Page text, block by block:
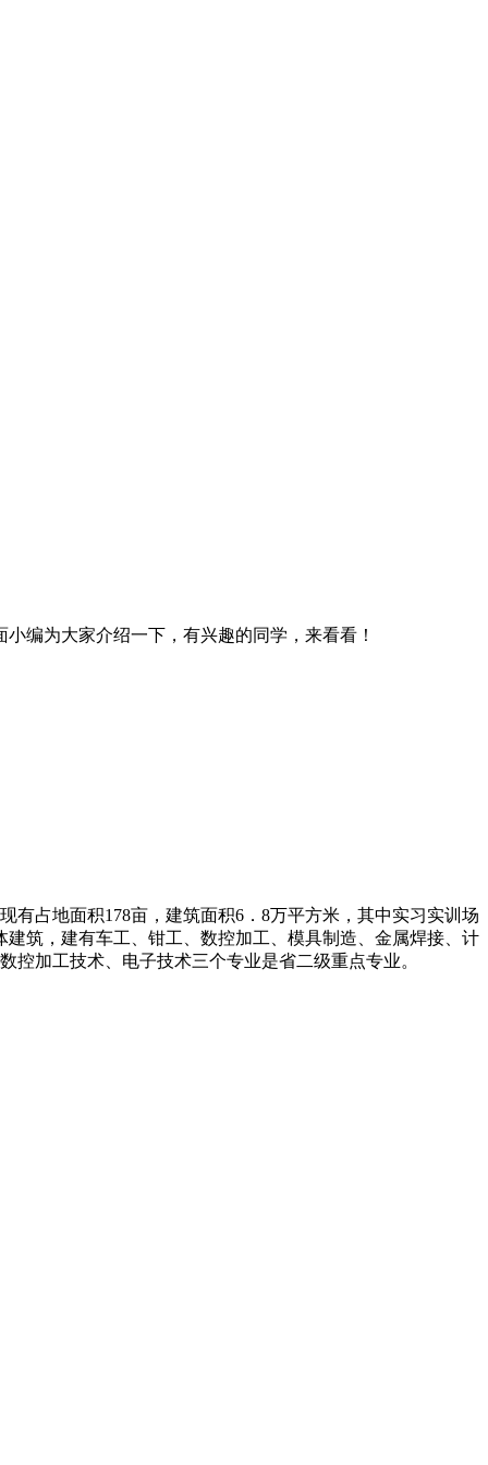
编为大家介绍一下，有兴趣的同学，来看看！
占地面积178亩，建筑面积6．8万平方米，其中实习实训场
筑，建有车工、钳工、数控加工、模具制造、金属焊接、计
加工技术、电子技术三个专业是省二级重点专业。